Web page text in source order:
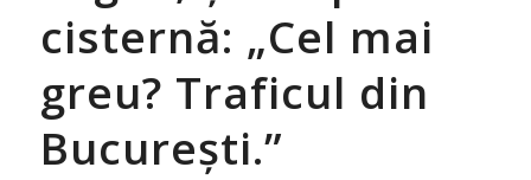
cisternă: „Cel mai
greu? Traficul din
București.”